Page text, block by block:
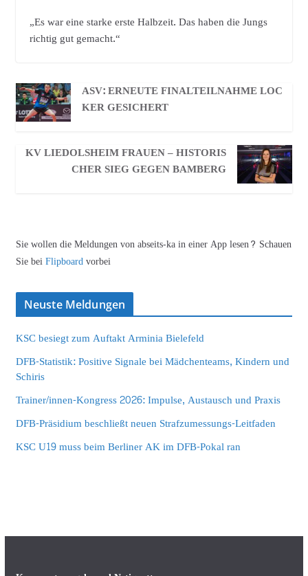
„Es war eine starke erste Halbzeit. Das haben die Jungs
richtig gut gemacht.“
ASV: ERNEUTE FINALTEILNAHME LOC
KER GESICHERT
KV LIEDOLSHEIM FRAUEN – HISTORIS
CHER SIEG GEGEN BAMBERG
Sie wollen die Meldungen von abseits-ka in einer App lesen? Schauen
Sie beiFlipboardvorbei
Neuste Meldungen
KSC besiegt zum Auftakt Arminia Bielefeld
DFB-Statistik: Positive Signale bei Mädchenteams, Kindern und
Schiris
Trainer/innen-Kongress 2026: Impulse, Austausch und Praxis
DFB-Präsidium beschließt neuen Strafzumessungs-Leitfaden
KSC U19 muss beim Berliner AK im DFB-Pokal ran